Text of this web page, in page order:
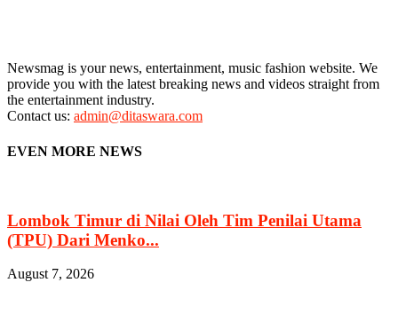
Newsmag is your news, entertainment, music fashion website. We
provide you with the latest breaking news and videos straight from
the entertainment industry.
Contact us: admin@ditaswara.com
EVEN MORE NEWS
Lombok Timur di Nilai Oleh Tim Penilai Utama
(TPU) Dari Menko...
August 7, 2026